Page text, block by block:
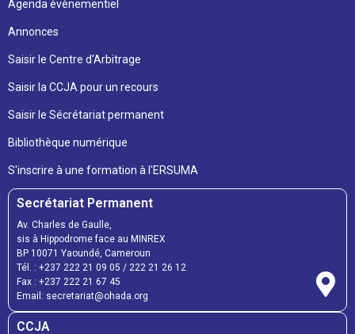
Agenda évènementiel
Annonces
Saisir le Centre d'Arbitrage
Saisir la CCJA pour un recours
Saisir le Sécrétariat permanent
Bibliothèque numérique
S'inscrire à une formation à l'ERSUMA
Secrétariat Permanent
Av. Charles de Gaulle,
sis à Hippodrome face au MINREX
BP 10071 Yaoundé, Cameroun
Tél. : +237 222 21 09 05 / 222 21 26 12
Fax : +237 222 21 67 45
Email: secretariat@ohada.org
CCJA